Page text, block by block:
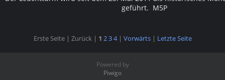
geführt. M5P
Erste Seite | Zurück | 1 234 | Vorwärts | Letzte Seite
Powered by
Piwigo